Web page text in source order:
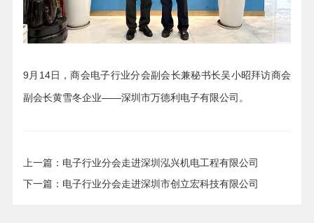
9 月 14日，商会电子行业分会副会长兼秘书长吴小昭拜访商会
副会长黄雪冬企业——深圳市万德利电子有限公司。
上一篇：电子行业分会走进深圳泓兴机电工程有限公司
下一篇：电子行业分会走进深圳市创立宏科技有限公司